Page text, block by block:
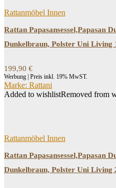
Rattanmöbel Innen
Rattan Papasansessel,Papasan
Dunkelbraun, Polster Uni Living
199,90 €
Werbung | Preis inkl. 19% MwST.
Marke: Rattani
Added to wishlistRemoved from
Rattanmöbel Innen
Rattan Papasansessel,Papasan
Dunkelbraun, Polster Uni Living